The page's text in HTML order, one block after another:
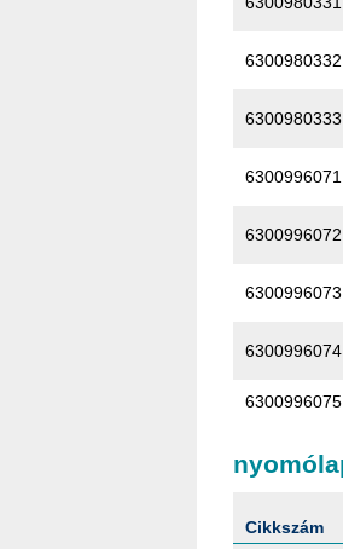
6300980332
6300980333
6300996071
6300996072
6300996073
6300996074
6300996075
Cikkszám